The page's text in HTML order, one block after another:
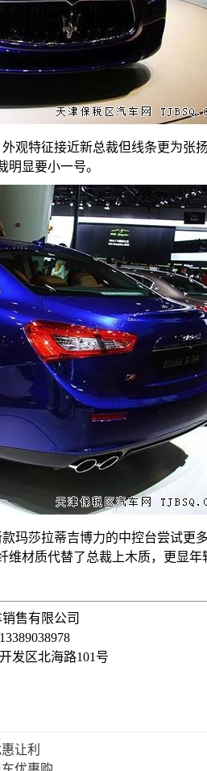
观特征接近新总裁但线条更为张
明显要小一号。
玛莎拉蒂吉博力的中控台尝试更
维材质代替了总裁上木质，更显年
售有限公司
发区北海路101号
让利